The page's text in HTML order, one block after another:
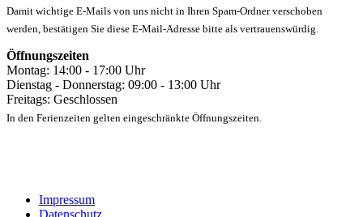
Damit wichtige E-Mails von uns nicht in Ihren Spam-Ordner verschoben
werden, bestätigen Sie diese E-Mail-Adresse bitte als vertrauenswürdig.
Öffnungszeiten
Montag: 14:00 - 17:00 Uhr
Dienstag - Donnerstag: 09:00 - 13:00 Uhr
Freitags: Geschlossen
In den Ferienzeiten gelten eingeschränkte Öffnungszeiten.
Impressum